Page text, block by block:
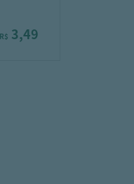
R$ 3,49